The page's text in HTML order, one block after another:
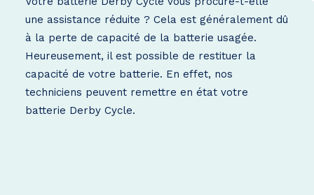
une assistance réduite ? Cela est généralement dû
à la perte de capacité de la batterie usagée.
Heureusement, il est possible de restituer la
capacité de votre batterie. En effet, nos
techniciens peuvent remettre en état votre
batterie Derby Cycle.